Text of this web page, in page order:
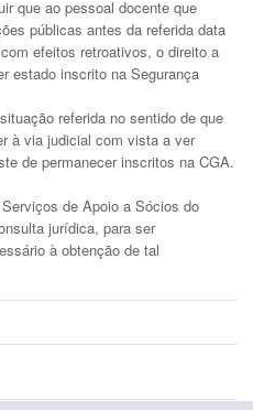
que ao pessoal docente que
públicas antes da referida data
efeitos retroativos, o direito a
estado inscrito na Segurança
referida no sentido de que
à via judicial com vista a ver
de permanecer inscritos na CGA.
de Apoio a Sócios do
jurídica, para ser
à obtenção de tal